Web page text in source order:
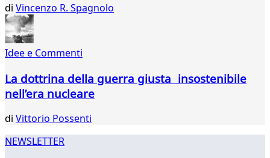
...
di Vincenzo R. Spagnolo
Idee e Commenti
La dottrina della guerra giusta insostenibile
nell’era nucleare
di Vittorio Possenti
NEWSLETTER